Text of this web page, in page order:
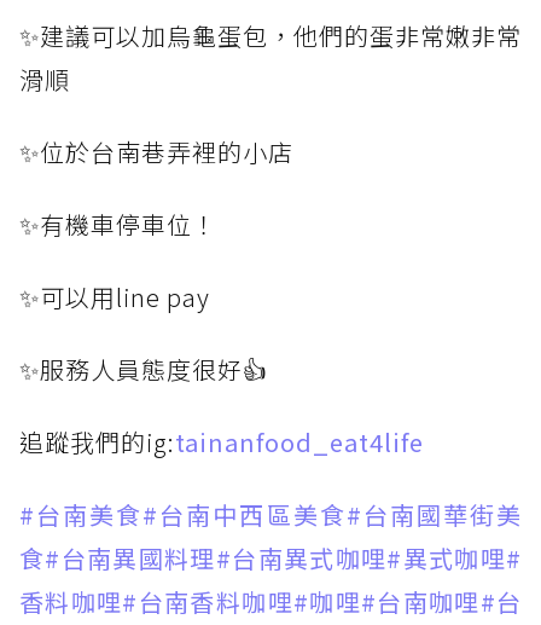
✨建議可以加烏龜蛋包，他們的蛋非常嫩非常
滑順
✨位於台南巷弄裡的小店
✨有機車停車位！
✨可以用line pay
✨服務人員態度很好👍
追蹤我們的ig:tainanfood_eat4life
#台南美食#台南中西區美食#台南國華街美
食#台南異國料理#台南異式咖哩#異式咖哩#
香料咖哩#台南香料咖哩#咖哩#台南咖哩#台